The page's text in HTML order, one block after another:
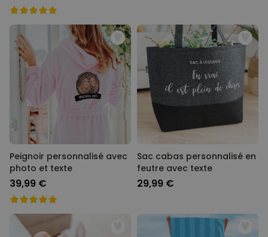
Peignoir personnalisé avec
photo et texte
39,99 €
Sac cabas personnalisé en
feutre avec texte
29,99 €